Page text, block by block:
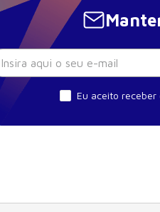
Eu aceito receber